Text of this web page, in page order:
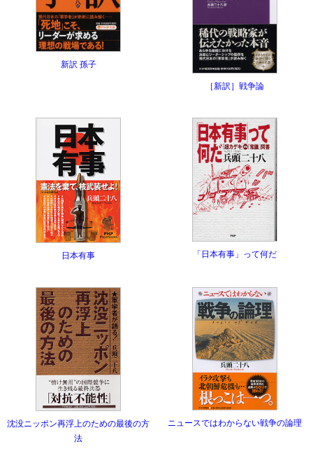
新訳 孫子
［新訳］戦争論
日本有事 「日本有事」って何だ
沈没ニッポン再浮上のための最後の方
法
ニュースではわからない戦争の論理